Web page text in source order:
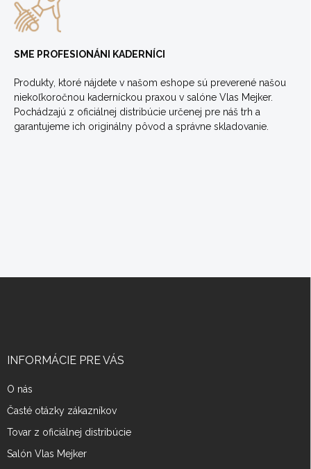
SME PROFESIONÁNI KADERNÍCI
Produkty, ktoré nájdete v našom eshope sú preverené našou
niekoľkoročnou kaderníckou praxou v salóne Vlas Mejker.
Pochádzajú z oficiálnej distribúcie určenej pre náš trh a
garantujeme ich originálny pôvod a správne skladovanie.
INFORMÁCIE PRE VÁS
O nás
Časté otázky zákazníkov
Tovar z oficiálnej distribúcie
Salón Vlas Mejker